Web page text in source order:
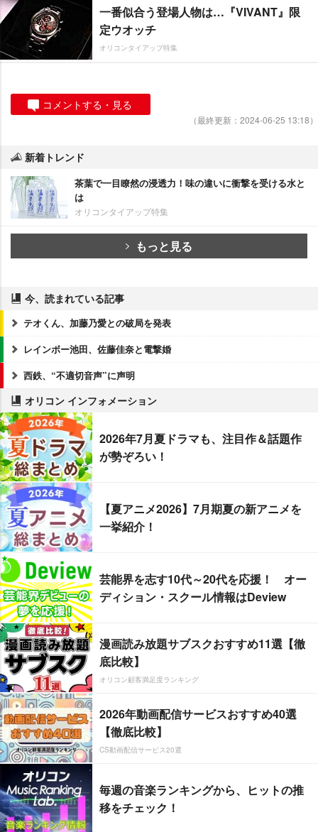
一番似合う登場人物は…『VIVANT』限
定ウオッチ
オリコンタイアップ特集
コメントする・見る
（最終更新：2024-06-25 13:18）
新着トレンド
茶葉で一目瞭然の浸透力！味の違いに衝撃を受ける水と
は
オリコンタイアップ特集
もっと見る
今、読まれている記事
テオくん、加藤乃愛との破局を発表
レインボー池田、佐藤佳奈と電撃婚
西鉄、“不適切音声”に声明
オリコン インフォメーション
2026年7月夏ドラマも、注目作＆話題作
が勢ぞろい！
【夏アニメ2026】7月期夏の新アニメを
一挙紹介！
芸能界を志す10代～20代を応援！ オー
ディション・スクール情報はDeview
漫画読み放題サブスクおすすめ11選【徹
底比較】
オリコン顧客満足度ランキング
2026年動画配信サービスおすすめ40選
【徹底比較】
CS動画配信サービス20選
毎週の音楽ランキングから、ヒットの推
移をチェック！